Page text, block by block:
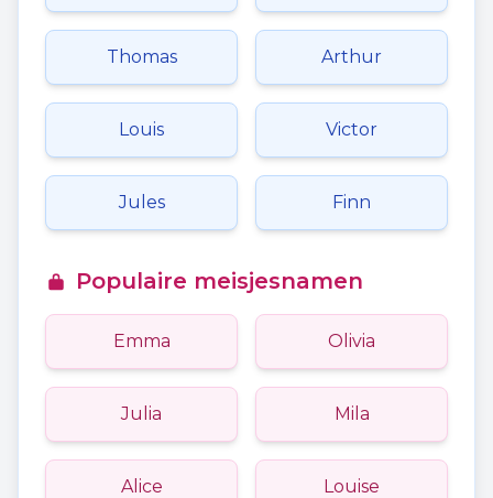
Thomas Arthur
Louis Victor
Jules Finn
Populaire meisjesnamen
Emma Olivia
Julia Mila
Alice Louise